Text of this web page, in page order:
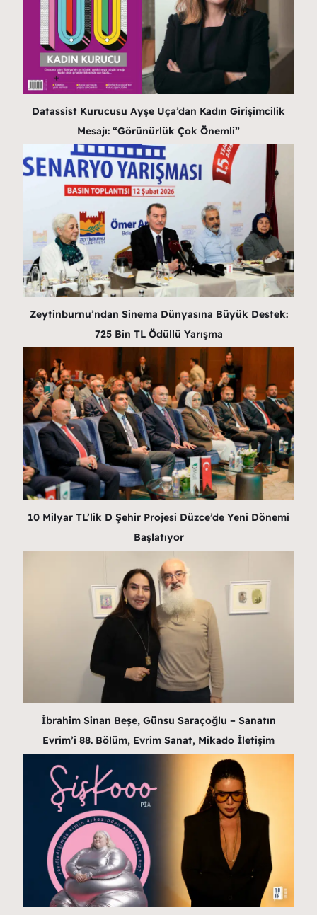
Datassist Kurucusu Ayşe Uça’dan Kadın Girişimcilik
Mesajı: “Görünürlük Çok Önemli”
Zeytinburnu’ndan Sinema Dünyasına Büyük Destek:
725 Bin TL Ödüllü Yarışma
10 Milyar TL’lik D Şehir Projesi Düzce’de Yeni Dönemi
Başlatıyor
İbrahim Sinan Beşe, Günsu Saraçoğlu – Sanatın
Evrim’i 88. Bölüm, Evrim Sanat, Mikado İletişim